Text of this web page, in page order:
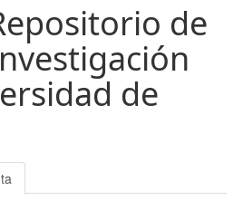
de
de